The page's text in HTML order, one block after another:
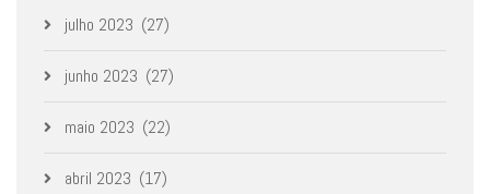
julho 2023 (27)
junho 2023 (27)
maio 2023 (22)
abril 2023 (17)